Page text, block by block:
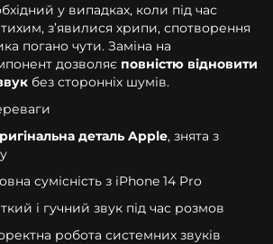
у випадках, коли під час
тихим, з’явилися хрипи, спотворення
погано чути. Заміна на
дозволяє повністю відновити
без сторонніх шумів.
деталь Apple, знята з
сумісність з iPhone 14 Pro
і гучний звук під час розмов
робота системних звуків